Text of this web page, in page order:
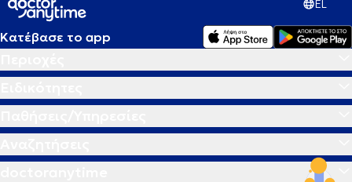
EL
Κατέβασε το app